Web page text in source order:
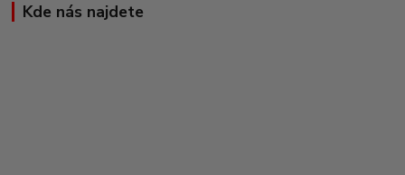
Kde nás najdete